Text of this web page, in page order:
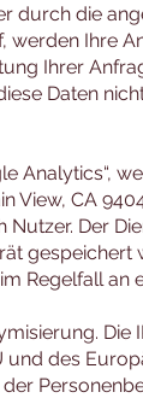
durch die
werden Ihre
Ihrer
Daten
Analytics“,
View, CA
Der
gespeichert
Regelfall an
Die
des